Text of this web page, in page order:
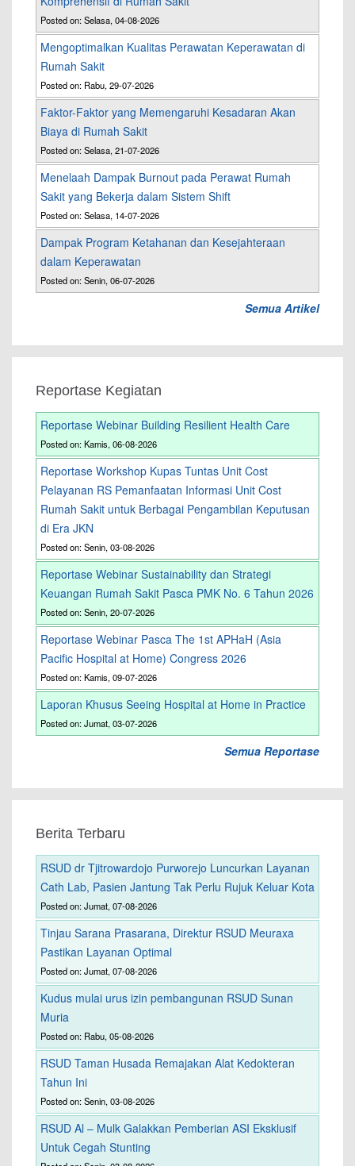
Posted on: Selasa, 04-08-2026
Mengoptimalkan Kualitas Perawatan Keperawatan di
Rumah Sakit
Posted on: Rabu, 29-07-2026
Faktor-Faktor yang Memengaruhi Kesadaran Akan
Biaya di Rumah Sakit
Posted on: Selasa, 21-07-2026
Menelaah Dampak Burnout pada Perawat Rumah
Sakit yang Bekerja dalam Sistem Shift
Posted on: Selasa, 14-07-2026
Dampak Program Ketahanan dan Kesejahteraan
dalam Keperawatan
Posted on: Senin, 06-07-2026
Semua Artikel
Reportase Kegiatan
Reportase Webinar Building Resilient Health Care
Posted on: Kamis, 06-08-2026
Reportase Workshop Kupas Tuntas Unit Cost
Pelayanan RS Pemanfaatan Informasi Unit Cost
Rumah Sakit untuk Berbagai Pengambilan Keputusan
di Era JKN
Posted on: Senin, 03-08-2026
Reportase Webinar Sustainability dan Strategi
Keuangan Rumah Sakit Pasca PMK No. 6 Tahun 2026
Posted on: Senin, 20-07-2026
Reportase Webinar Pasca The 1st APHaH (Asia
Pacific Hospital at Home) Congress 2026
Posted on: Kamis, 09-07-2026
Laporan Khusus Seeing Hospital at Home in Practice
Posted on: Jumat, 03-07-2026
Semua Reportase
Berita Terbaru
RSUD dr Tjitrowardojo Purworejo Luncurkan Layanan
Cath Lab, Pasien Jantung Tak Perlu Rujuk Keluar Kota
Posted on: Jumat, 07-08-2026
Tinjau Sarana Prasarana, Direktur RSUD Meuraxa
Pastikan Layanan Optimal
Posted on: Jumat, 07-08-2026
Kudus mulai urus izin pembangunan RSUD Sunan
Muria
Posted on: Rabu, 05-08-2026
RSUD Taman Husada Remajakan Alat Kedokteran
Tahun Ini
Posted on: Senin, 03-08-2026
RSUD Al – Mulk Galakkan Pemberian ASI Eksklusif
Untuk Cegah Stunting